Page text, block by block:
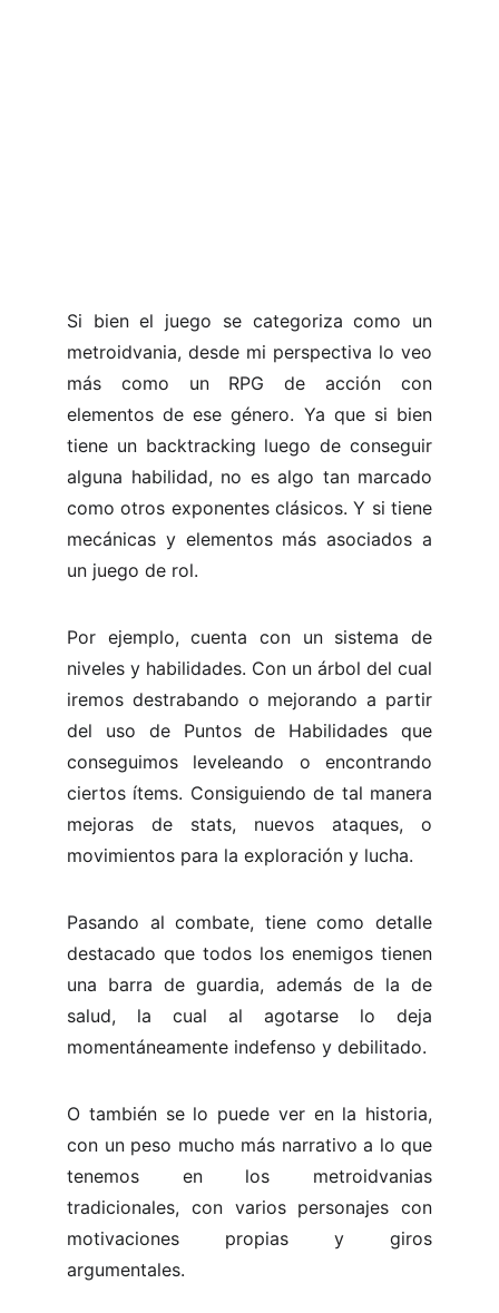
Si bien el juego se categoriza como un
metroidvania, desde mi perspectiva lo veo
más como un RPG de acción con
elementos de ese género. Ya que si bien
tiene un backtracking luego de conseguir
alguna habilidad, no es algo tan marcado
como otros exponentes clásicos. Y si tiene
mecánicas y elementos más asociados a
un juego de rol.
Por ejemplo, cuenta con un sistema de
niveles y habilidades. Con un árbol del cual
iremos destrabando o mejorando a partir
del uso de Puntos de Habilidades que
conseguimos leveleando o encontrando
ciertos ítems. Consiguiendo de tal manera
mejoras de stats, nuevos ataques, o
movimientos para la exploración y lucha.
Pasando al combate, tiene como detalle
destacado que todos los enemigos tienen
una barra de guardia, además de la de
salud, la cual al agotarse lo deja
momentáneamente indefenso y debilitado.
O también se lo puede ver en la historia,
con un peso mucho más narrativo a lo que
tenemos en los metroidvanias
tradicionales, con varios personajes con
motivaciones propias y giros
argumentales.